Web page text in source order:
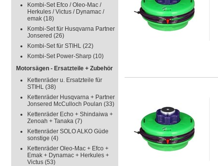
Kombi-Set Efco / Oleo-Mac /
Herkules / Victus / Dynamac /
emak (18)
Kombi-Set für Husqvarna Partner
Jonsered (26)
Kombi-Set für STIHL (22)
Kombi-Set Power-Sharp (10)
Motorsägen - Ersatzteile + Zubehör
Kettenräder u. Ersatzteile für
STIHL (38)
Kettenräder Husqvarna + Partner
Jonsered McCulloch Poulan (33)
Kettenräder Echo + Shindaiwa +
Zenoah + Tanaka (7)
Kettenräder SOLO ALKO Güde
sonstige (4)
Kettenräder Oleo-Mac + Efco +
Emak + Dynamac + Herkules +
Victus (53)